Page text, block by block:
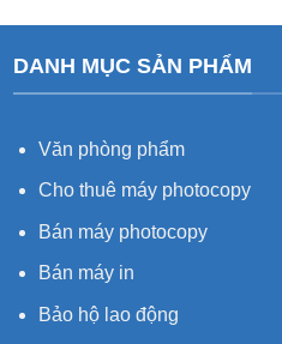
DANH MỤC SẢN PHẨM
Văn phòng phẩm
Cho thuê máy photocopy
Bán máy photocopy
Bán máy in
Bảo hộ lao động